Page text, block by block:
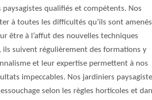
qualifiés et compétents. Nos
à toutes les difficultés qu’ils sont
être à l’affut des nouvelles techniques
ils suivent régulièrement des formations y
et leur expertise permettent à nos
impeccables. Nos jardiniers
selon les règles horticoles et